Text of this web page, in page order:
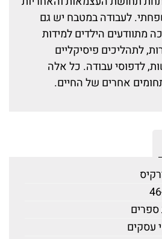
לעבודה במטבח יש גם
מתוודעים הילדים למידות
לתהליכים פיסיקליים
לדפוסי עבודה. כל אלה
אחרים של החיים.
ספרים